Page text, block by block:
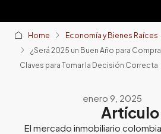
Home
Economía y Bienes Raíces
¿Será 2025 un Buen Año para
Claves para Tomar la Decisión Correcta
enero 9, 2025
El mercado inmobiliario